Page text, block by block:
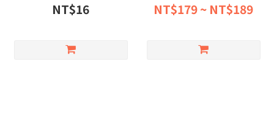
NT$16 NT$179 ~ NT$189